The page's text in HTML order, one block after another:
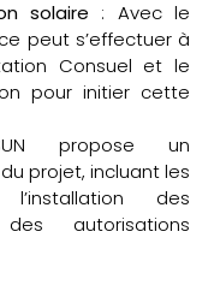
solaire : Avec le
peut s’effectuer à
Consuel et le
pour initier cette
propose un
projet, incluant les
l’installation des
autorisations